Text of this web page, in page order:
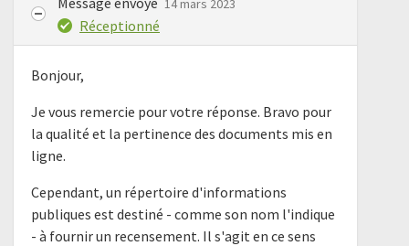
14 mars 2023
Réceptionné
Bonjour,
Je vous remercie pour votre réponse. Bravo pour
la qualité et la pertinence des documents mis en
ligne.
Cependant, un répertoire d'informations
publiques est destiné - comme son nom l'indique
- à fournir un recensement. Il s'agit en ce sens